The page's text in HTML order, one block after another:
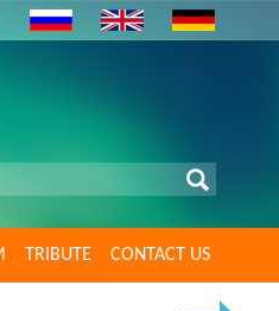
TRIBUTE CONTACT US